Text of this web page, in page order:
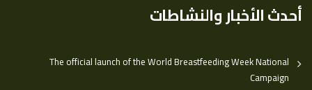
أحدث الأخبار والنشاطات
The official launch of the World Breastfeeding Week National
Campaign